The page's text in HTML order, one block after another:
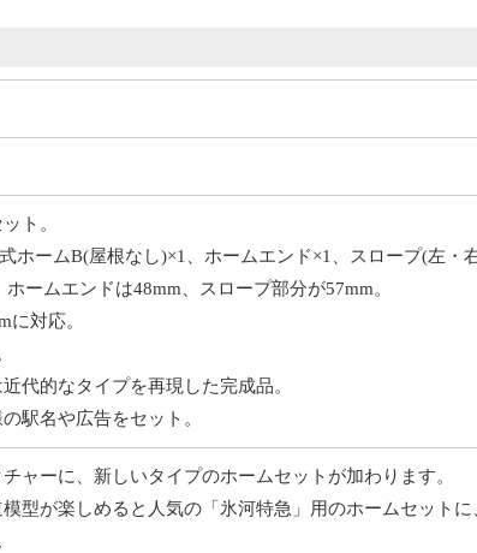
ト。
ホームB(屋根なし)×1、ホームエンド×1、スロープ(左・
ームエンドは48mm、スロープ部分が57mm。
に対応。
代的なタイプを再現した完成品。
駅名や広告をセット。
ャーに、新しいタイプのホームセットが加わります。
型が楽しめると人気の「氷河特急」用のホームセット